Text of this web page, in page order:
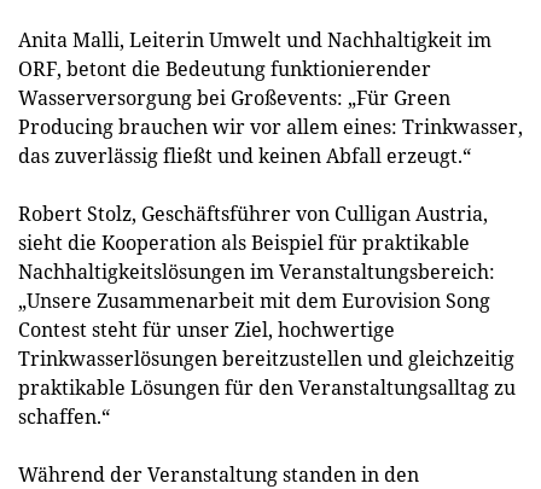
Anita Malli, Leiterin Umwelt und Nachhaltigkeit im
ORF, betont die Bedeutung funktionierender
Wasserversorgung bei Großevents: „Für Green
Producing brauchen wir vor allem eines: Trinkwasser,
das zuverlässig fließt und keinen Abfall erzeugt.“
Robert Stolz, Geschäftsführer von Culligan Austria,
sieht die Kooperation als Beispiel für praktikable
Nachhaltigkeitslösungen im Veranstaltungsbereich:
„Unsere Zusammenarbeit mit dem Eurovision Song
Contest steht für unser Ziel, hochwertige
Trinkwasserlösungen bereitzustellen und gleichzeitig
praktikable Lösungen für den Veranstaltungsalltag zu
schaffen.“
Während der Veranstaltung standen in den